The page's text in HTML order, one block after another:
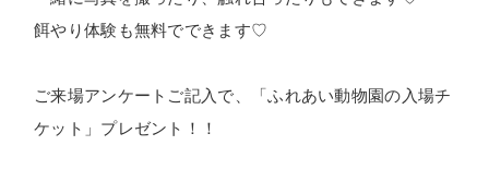
餌やり体験も無料でできます♡
ご来場アンケートご記入で、「ふれあい動物園の入場チ
ケット」プレゼント！！